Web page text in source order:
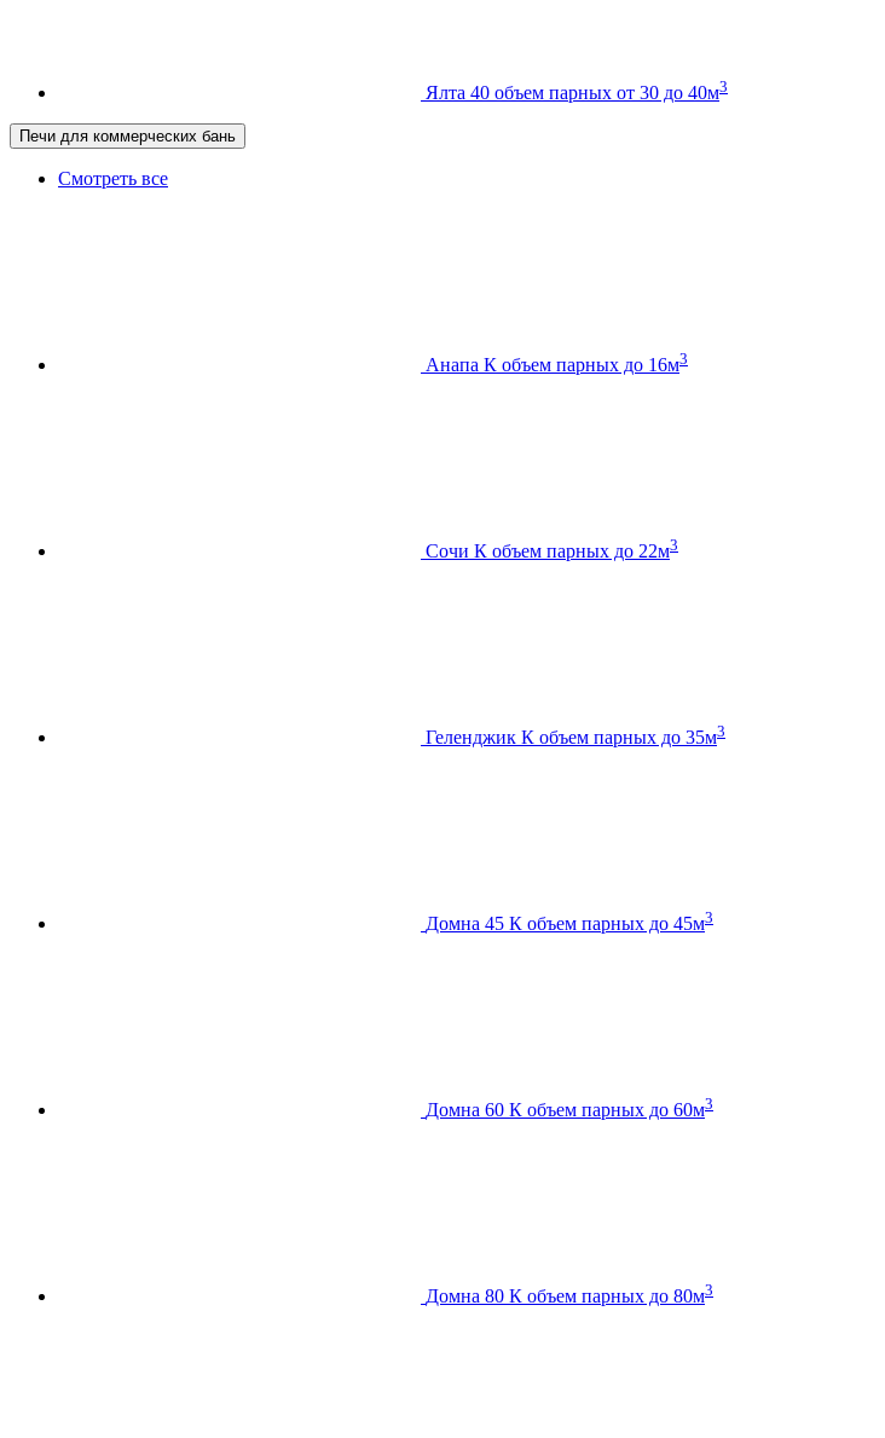
Ялта 40 объем парных от 30 до 40м3
Печи для коммерческих бань
Смотреть все
Анапа К объем парных до 16м3
Сочи К объем парных до 22м3
Геленджик К объем парных до 35м3
Домна 45 К объем парных до 45м3
Домна 60 К объем парных до 60м3
Домна 80 К объем парных до 80м3